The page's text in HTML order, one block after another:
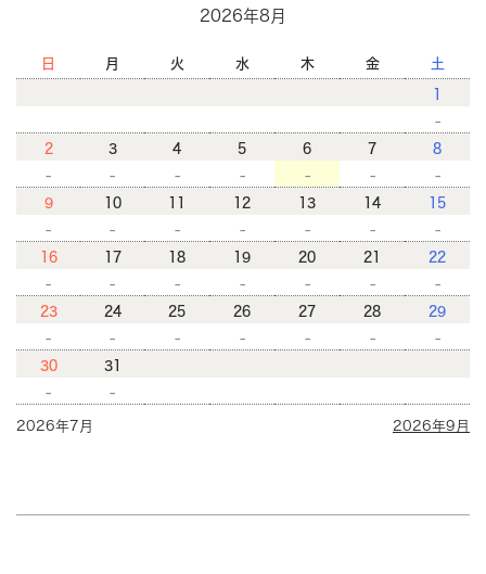
2026年8月
日 月 火 水 木 金 土
1
-
2
-
3
-
4
-
5
-
6
-
7
-
8
-
9
-
10
-
11
-
12
-
13
-
14
-
15
-
16
-
17
-
18
-
19
-
20
-
21
-
22
-
23
-
24
-
25
-
26
-
27
-
28
-
29
-
30
-
31
-
2026年7月 2026年9月